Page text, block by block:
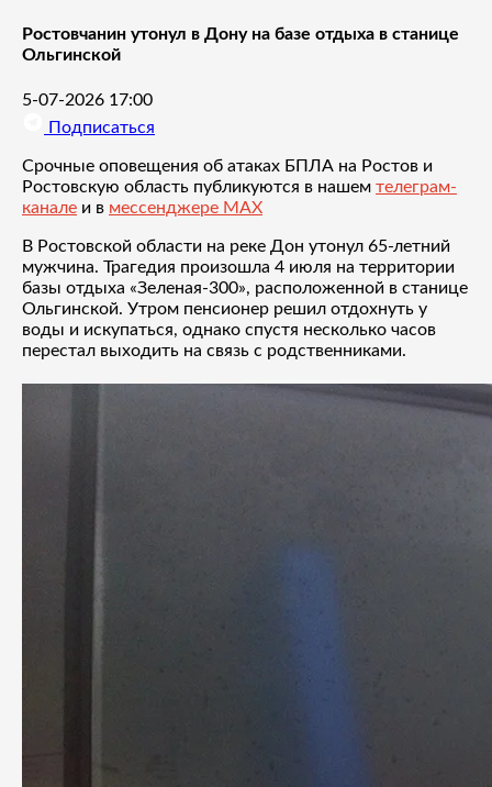
Ростовчанин утонул в Дону на базе отдыха в станице
Ольгинской
5-07-2026 17:00
Подписаться
Срочные оповещения об атаках БПЛА на Ростов и
Ростовскую область публикуются в нашем телеграм-
канале и в мессенджере MAX
В Ростовской области на реке Дон утонул 65-летний
мужчина. Трагедия произошла 4 июля на территории
базы отдыха «Зеленая-300», расположенной в станице
Ольгинской. Утром пенсионер решил отдохнуть у
воды и искупаться, однако спустя несколько часов
перестал выходить на связь с родственниками.